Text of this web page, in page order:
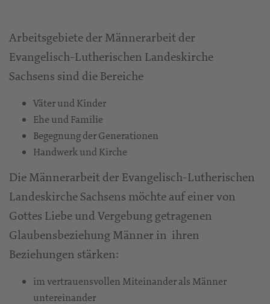
Arbeitsgebiete der Männerarbeit der
Evangelisch-Lutherischen Landeskirche
Sachsens sind die Bereiche
Väter und Kinder
Ehe und Familie
Begegnung der Generationen
Handwerk und Kirche
Die Männerarbeit der Evangelisch-Lutherischen
Landeskirche Sachsens möchte auf einer von
Gottes Liebe und Vergebung getragenen
Glaubensbeziehung Männer in ihren
Beziehungen stärken:
im vertrauensvollen Miteinander als Männer
untereinander